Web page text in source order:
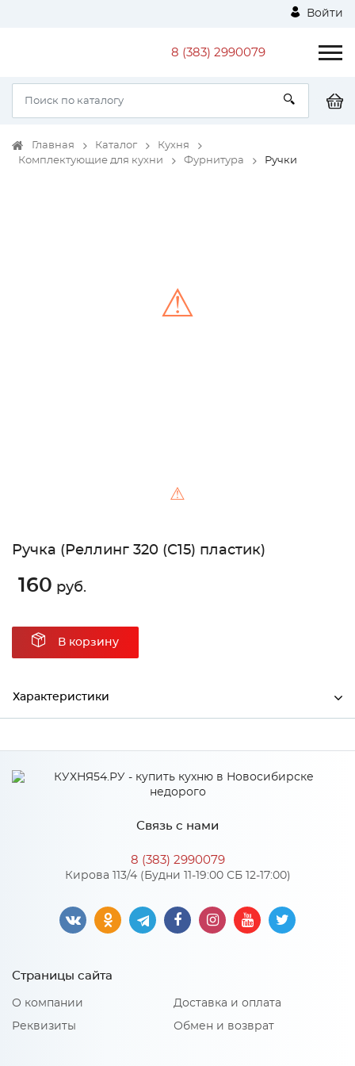
Войти
8 (383) 2990079
Главная Каталог
Кухня
Комплектующие для кухни
Фурнитура Ручки
⚠
⚠
Ручка (Реллинг 320 (С15) пластик)
160 руб.
В корзину
Характеристики
Связь с нами
8 (383) 2990079
Кирова 113/4 (Будни 11-19:00 СБ 12-17:00)
Страницы сайта
О компании
Реквизиты
Доставка и оплата
Обмен и возврат